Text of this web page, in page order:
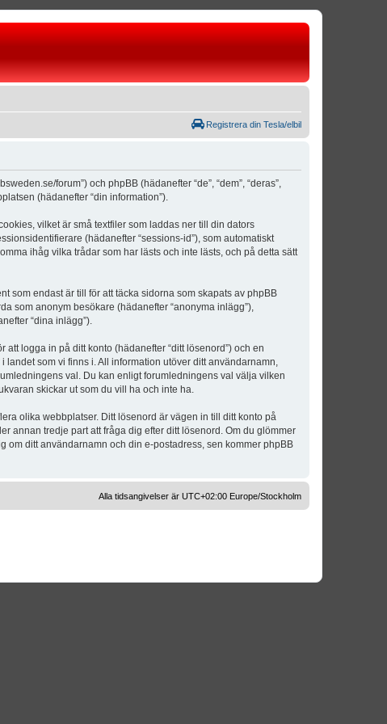
Registrera din Tesla/elbil
forum”) och phpBB (hädanefter “de”, “dem”, “deras”,
(hädanefter “din information”).
vilket är små textfiler som laddas ner till din dators
(hädanefter “sessions-id”), som automatiskt
ihåg vilka trådar som har lästs och inte lästs, och på detta sätt
som endast är till för att täcka sidorna som skapats av phpBB
som anonym besökare (hädanefter “anonyma inlägg”),
“dina inlägg”).
logga in på ditt konto (hädanefter “ditt lösenord”) och en
landet som vi finns i. All information utöver ditt användarnamn,
val. Du kan enligt forumledningens val välja vilken
skickar ut som du vill ha och inte ha.
olika webbplatser. Ditt lösenord är vägen in till ditt konto på
annan tredje part att fråga dig efter ditt lösenord. Om du glömmer
om ditt användarnamn och din e-postadress, sen kommer phpBB
Alla tidsangivelser är UTC+02:00 Europe/Stockholm